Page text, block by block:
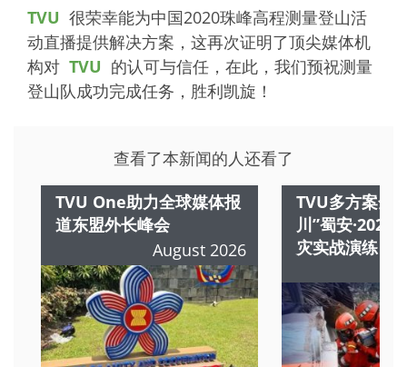
TVU 很荣幸能为中国2020珠峰高程测量登山活
动直播提供解决方案，这再次证明了顶尖媒体机
构对 TVU 的认可与信任，在此，我们预祝测量
登山队成功完成任务，胜利凯旋！
查看了本新闻的人还看了
TVU One助力全球媒体报
道东盟外长峰会
August 2026
TVU多方案全
川”蜀安
灾实战演练